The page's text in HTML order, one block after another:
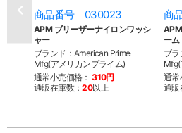
商品番号 030023
APM ブリーザーナイロンワッシ
ャー
ブランド：American Prime
Mfg(アメリカンプライム)
通常小売価格： 310円
通販在庫数：20以上
商
ーム
ブラ
通常
通販